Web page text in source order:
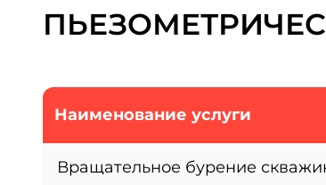
Наименование услуги
Вращательное бурение